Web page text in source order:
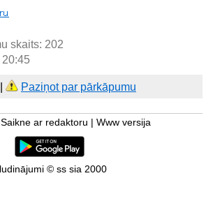
skaits: 202
20:45
Paziņot par pārkāpumu
Saikne ar redaktoru Www versija
© ss sia 2000